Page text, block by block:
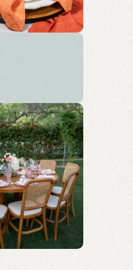
con
de
se adapta a